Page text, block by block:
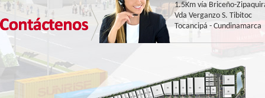
1.5Km vía Briceño-
Vda Verganzo S. Tibitoc
Tocancipá - Cundinamarca